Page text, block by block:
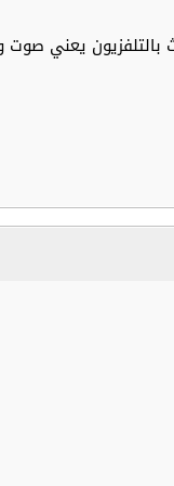
بالتلفزيون يعني